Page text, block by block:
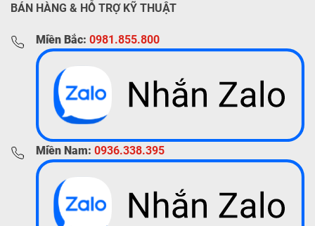
BÁN HÀNG & HỖ TRỢ KỸ THUẬT
Miền Bắc: 0981.855.800
Miền Nam: 0936.338.395